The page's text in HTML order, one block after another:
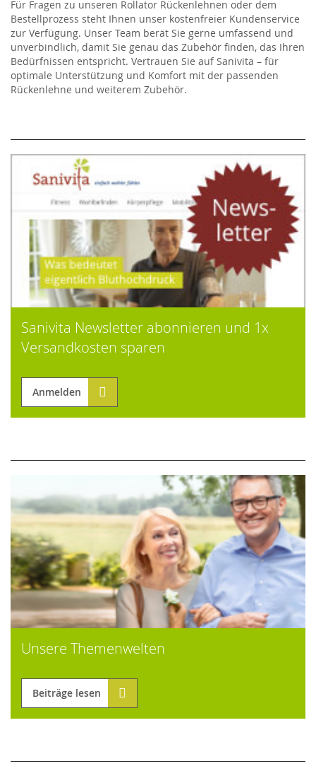
Sanivita Newsletter abonnieren und 1x
Versandkosten sparen
Anmelden
Unsere Themenwelten
Beiträge lesen
Für Fragen zu unseren Rollator Rückenlehnen oder dem
Bestellprozess steht Ihnen unser kostenfreier Kundenservice
zur Verfügung. Unser Team berät Sie gerne umfassend und
unverbindlich, damit Sie genau das Zubehör finden, das Ihren
Bedürfnissen entspricht. Vertrauen Sie auf Sanivita – für
optimale Unterstützung und Komfort mit der passenden
Rückenlehne und weiterem Zubehör.